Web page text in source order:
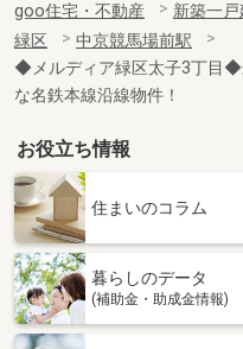
goo住宅・不動産 新築一戸
緑区
中京競馬場前駅
◆メルディア緑区太子3丁目
な名鉄本線沿線物件！
お役立ち情報
住まいのコラム
暮らしのデータ
(補助金・助成金情報)